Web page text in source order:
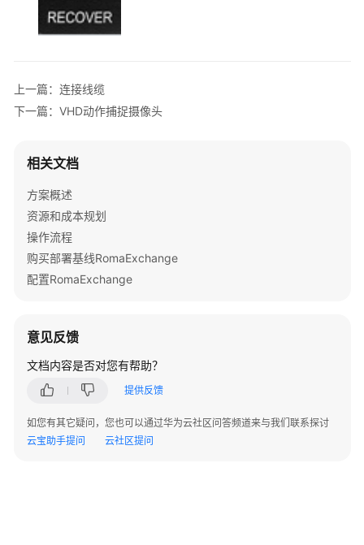
方
文
华
智
教
室
解
决
方
案
方
概
上一篇：连接线缆
下一篇：VHD动作捕捉摄像头
相关文档
方案概述
资源和成本规划
操作流程
购买部署基线RomaExchange
配置RomaExchange
意见反馈
文档内容是否对您有帮助？
提供反馈
如您有其它疑问，您也可以通过华为云社区问答频道来与我们联系探讨
云宝助手提问
云社区提问